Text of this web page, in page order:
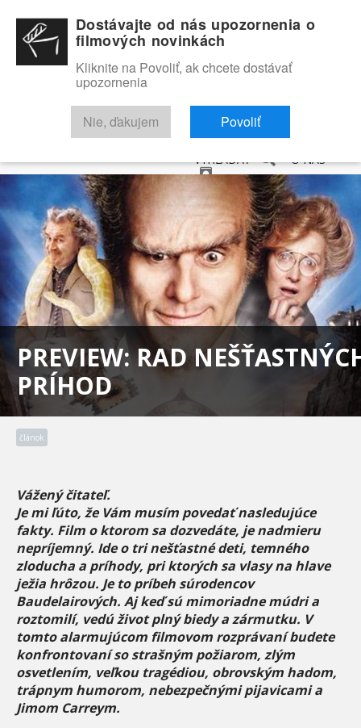
RECENZIE TRAILERY FILMOVÁ DATABÁZA
VYHĽADAŤ O NÁS
PREVIEW: RAD
PRÍHOD
článok
Vážený čitateľ.
Je mi ľúto, že Vám musím povedať nasledujúce
fakty. Film o ktorom sa dozvedáte, je nadmieru
nepríjemný. Ide o tri nešťastné deti, temného
zloducha a príhody, pri ktorých sa vlasy na hlave
ježia hrôzou. Je to príbeh súrodencov
Baudelairových. Aj keď sú mimoriadne múdri a
roztomilí, vedú život plný biedy a zármutku. V
tomto alarmujúcom filmovom rozprávaní budete
konfrontovaní so strašným požiarom, zlým
osvetlením, veľkou tragédiou, obrovským hadom,
trápnym humorom, nebezpečnými pijavicami a
Jimom Carreym.
Dostávajte od nás upozornenia o
filmových novinkách
Kliknite na Povoliť, ak chcete dostávať
upozornenia
Nie, ďakujem Povoliť